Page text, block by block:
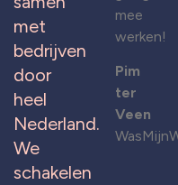
met
bedrijven
door
heel
Nederland.
We
schakelen
mee
werken!
Pim
ter
Veen